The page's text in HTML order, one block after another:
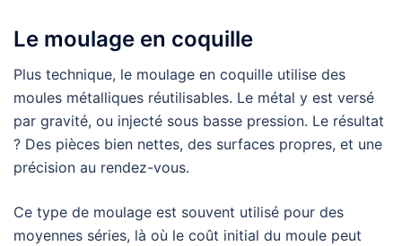
Le moulage en coquille
Plus technique, le moulage en coquille utilise des
moules métalliques réutilisables. Le métal y est versé
par gravité, ou injecté sous basse pression. Le résultat
? Des pièces bien nettes, des surfaces propres, et une
précision au rendez-vous.
Ce type de moulage est souvent utilisé pour des
moyennes séries, là où le coût initial du moule peut